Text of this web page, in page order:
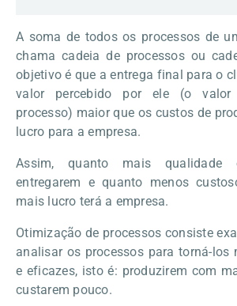
A soma de todos os processos de
chama cadeia de processos ou
objetivo é que a entrega final para o
valor percebido por ele (o valor
processo) maior que os custos de
lucro para a empresa.
Assim, quanto mais qualidade
entregarem e quanto menos
mais lucro terá a empresa.
Otimização de processos consiste
analisar os processos para torná-los
e eficazes, isto é: produzirem com
custarem pouco.